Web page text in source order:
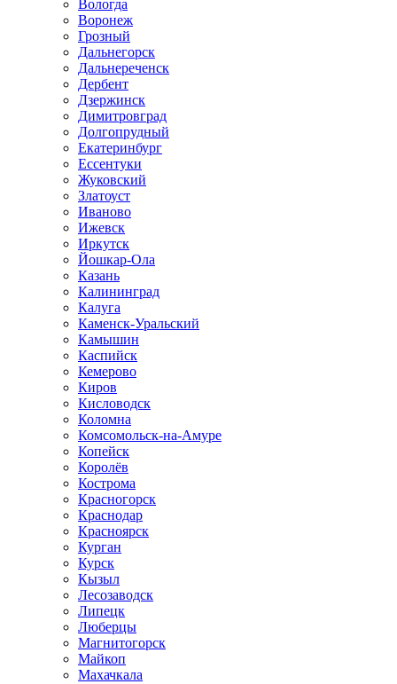
Вологда
Воронеж
Грозный
Дальнегорск
Дальнереченск
Дербент
Дзержинск
Димитровград
Долгопрудный
Екатеринбург
Ессентуки
Жуковский
Златоуст
Иваново
Ижевск
Иркутск
Йошкар-Ола
Казань
Калининград
Калуга
Каменск-Уральский
Камышин
Каспийск
Кемерово
Киров
Кисловодск
Коломна
Комсомольск-на-Амуре
Копейск
Королёв
Кострома
Красногорск
Краснодар
Красноярск
Курган
Курск
Кызыл
Лесозаводск
Липецк
Люберцы
Магнитогорск
Майкоп
Махачкала